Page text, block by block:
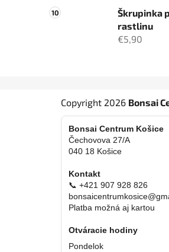
Škrupinka
rastlinu
€5,90
Copyright 2026 Bonsai
Bonsai Centrum Košice
Čechovova 27/A
040 18 Košice
Kontakt
📞 +421 907 928 826
Platba možná aj kartou
Otváracie hodiny
Pondelok